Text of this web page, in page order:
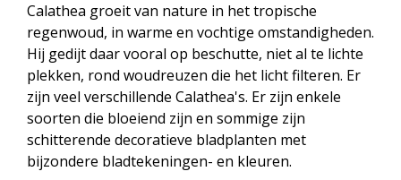
Calathea groeit van nature in het tropische
regenwoud, in warme en vochtige omstandigheden.
Hij gedijt daar vooral op beschutte, niet al te lichte
plekken, rond woudreuzen die het licht filteren. Er
zijn veel verschillende Calathea's. Er zijn enkele
soorten die bloeiend zijn en sommige zijn
schitterende decoratieve bladplanten met
bijzondere bladtekeningen- en kleuren.